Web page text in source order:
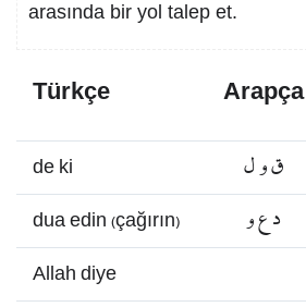
arasında bir yol talep et.
Türkçe Arapça
de ki ق و ل
dua edin (çağırın) د ع و
Allah diye